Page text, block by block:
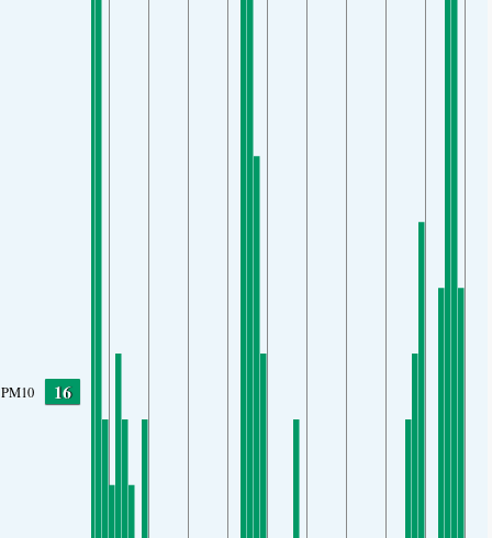
PM10 16